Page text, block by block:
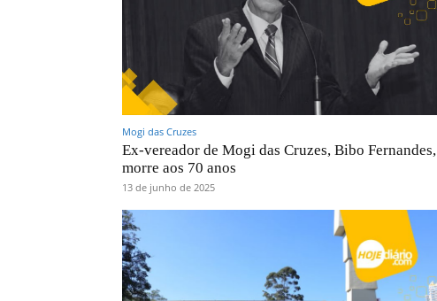
Mogi das Cruzes
Ex-vereador de Mogi das Cruzes, Bibo Fernandes,
morre aos 70 anos
13 de junho de 2025